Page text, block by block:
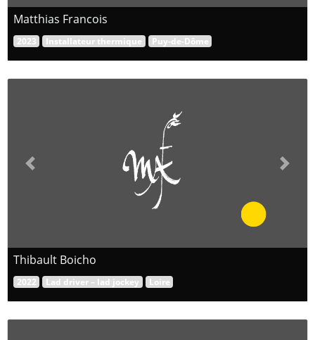
Matthias Francois
2023 Installateur thermique Puy-de-Dôme
Previous Next
Thibault Boicho
2022 Lad driver – lad jockey Loire